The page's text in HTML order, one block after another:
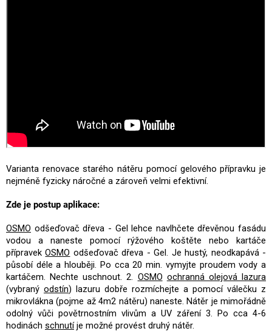
Varianta renovace starého nátěru pomocí gelového přípravku je
nejméně fyzicky náročné a zároveň velmi efektivní.
Zde je postup aplikace:
OSMO odšeďovač dřeva - Gel lehce navlhčete dřevěnou fasádu
vodou a naneste pomocí rýžového koštěte nebo kartáče
přípravekOSMO odšeďovač dřeva - Gel. Je hustý, neodkapává -
působí déle a hlouběji. Po cca 20 min. vymyjte proudem vody a
kartáčem. Nechte uschnout. 2. OSMO ochranná olejová lazura
(vybraný odstín) lazuru dobře rozmíchejte a pomocí válečku z
mikrovlákna (pojme až 4m2 nátěru) naneste. Nátěr je mimořádně
odolný vůči povětrnostním vlivům a UV záření 3. Po cca 4-6
hodinách schnutíje možné provést druhý nátěr.